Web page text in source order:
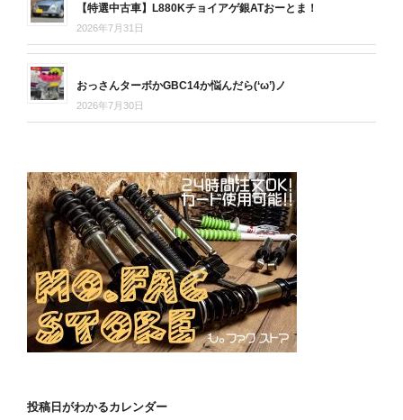
【特選中古車】L880Kチョイアゲ銀ATおーとま！
2026年7月31日
おっさんターボかGBC14か悩んだら(‘ω’)ノ
2026年7月30日
投稿日がわかるカレンダー